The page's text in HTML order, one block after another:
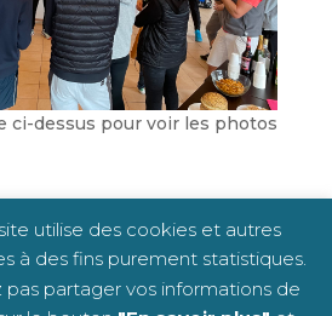
ci-dessus pour voir les photos
2020 -Mentions légales-
utilise des cookies et autres
à des fins purement statistiques.
pas partager vos informations de